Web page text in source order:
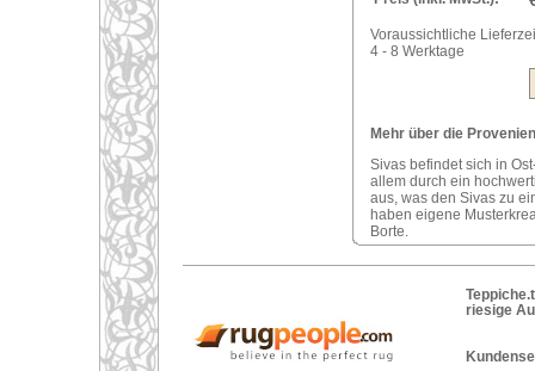
Voraussichtliche
4 - 8 Werktage
Mehr über die
Sivas befindet sich in
allem durch ein
aus, was den Sivas zu
haben eigene
Borte.
riesige